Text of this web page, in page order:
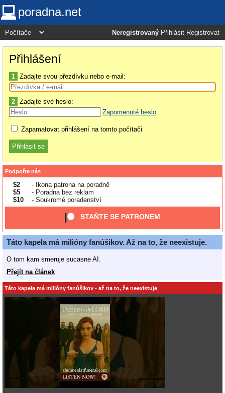
poradna.net
Neregistrovaný Přihlásit Registrovat
Přihlášení
1 Zadajte svou přezdívku nebo e-mail:
2 Zadajte své heslo:
Zapomenuté heslo
Zapamatovat přihlášení na tomto počítači
Podpořte nás
$2
- Ikona patrona na poradně
$5
- Poradna bez reklam
$10
- Soukromé poradenství
STAŇTE SE PATRONEM
Táto kapela má milióny fanúšikov. Až na to, že neexistuje.
O tom kam smeruje sucasne AI.
Přejít na článek
Táto kapela má milióny fanúšikov - až na to, že neexistuje